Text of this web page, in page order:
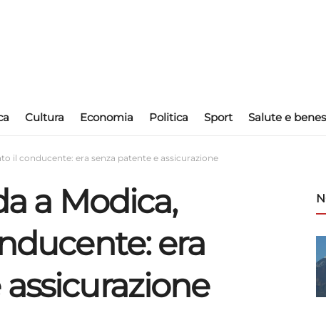
Cultura Economia Politica Sport Salute e
il conducente: era senza patente e assicurazione
a Modica,
era